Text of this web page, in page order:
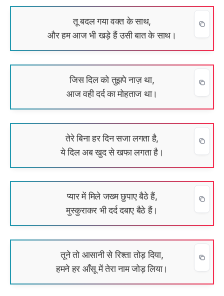
तू बदल गया वक्त के साथ,
और हम आज भी खड़े हैं उसी बात के साथ।
जिस दिल को तुझपे नाज़ था,
आज वही दर्द का मोहताज था।
तेरे बिना हर दिन सजा लगता है,
ये दिल अब खुद से खफा लगता है।
प्यार में मिले जख्म छुपाए बैठे हैं,
मुस्कुराकर भी दर्द दबाए बैठे हैं।
तूने तो आसानी से रिश्ता तोड़ दिया,
हमने हर आँसू में तेरा नाम जोड़ लिया।